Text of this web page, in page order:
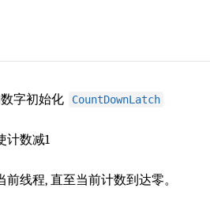
字初始化 CountDownLatch
计数减1
前线程, 直至当前计数到达零。